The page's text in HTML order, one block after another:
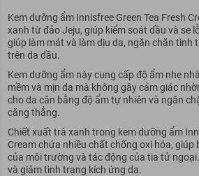
Kem dưỡng ẩm Innisfree Green Tea Fresh
xanh từ đảo Jeju, giúp kiểm soát dầu và se
giúp làm mát và làm dịu da, ngăn chặn tình
trên da dầu.
Kem dưỡng ẩm này cung cấp độ ẩm nhẹ
mềm và mịn da mà không gây cảm giác
cho da cân bằng độ ẩm tự nhiên và ngăn
căng thẳng.
Chiết xuất trà xanh trong kem dưỡng ẩm
Cream chứa nhiều chất chống oxi hóa, giúp
của môi trường và tác động của tia tử
và giảm tình trạng kích ứng da.